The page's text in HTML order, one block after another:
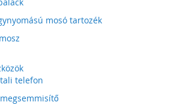
mosó tartozék
telefon